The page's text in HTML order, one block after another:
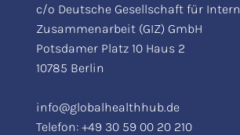
c/o Deutsche Gesellschaft für
Zusammenarbeit (GIZ) GmbH
Potsdamer Platz 10 Haus 2
10785 Berlin
info@globalhealthhub.de
Telefon: +49 30 59 00 20 210